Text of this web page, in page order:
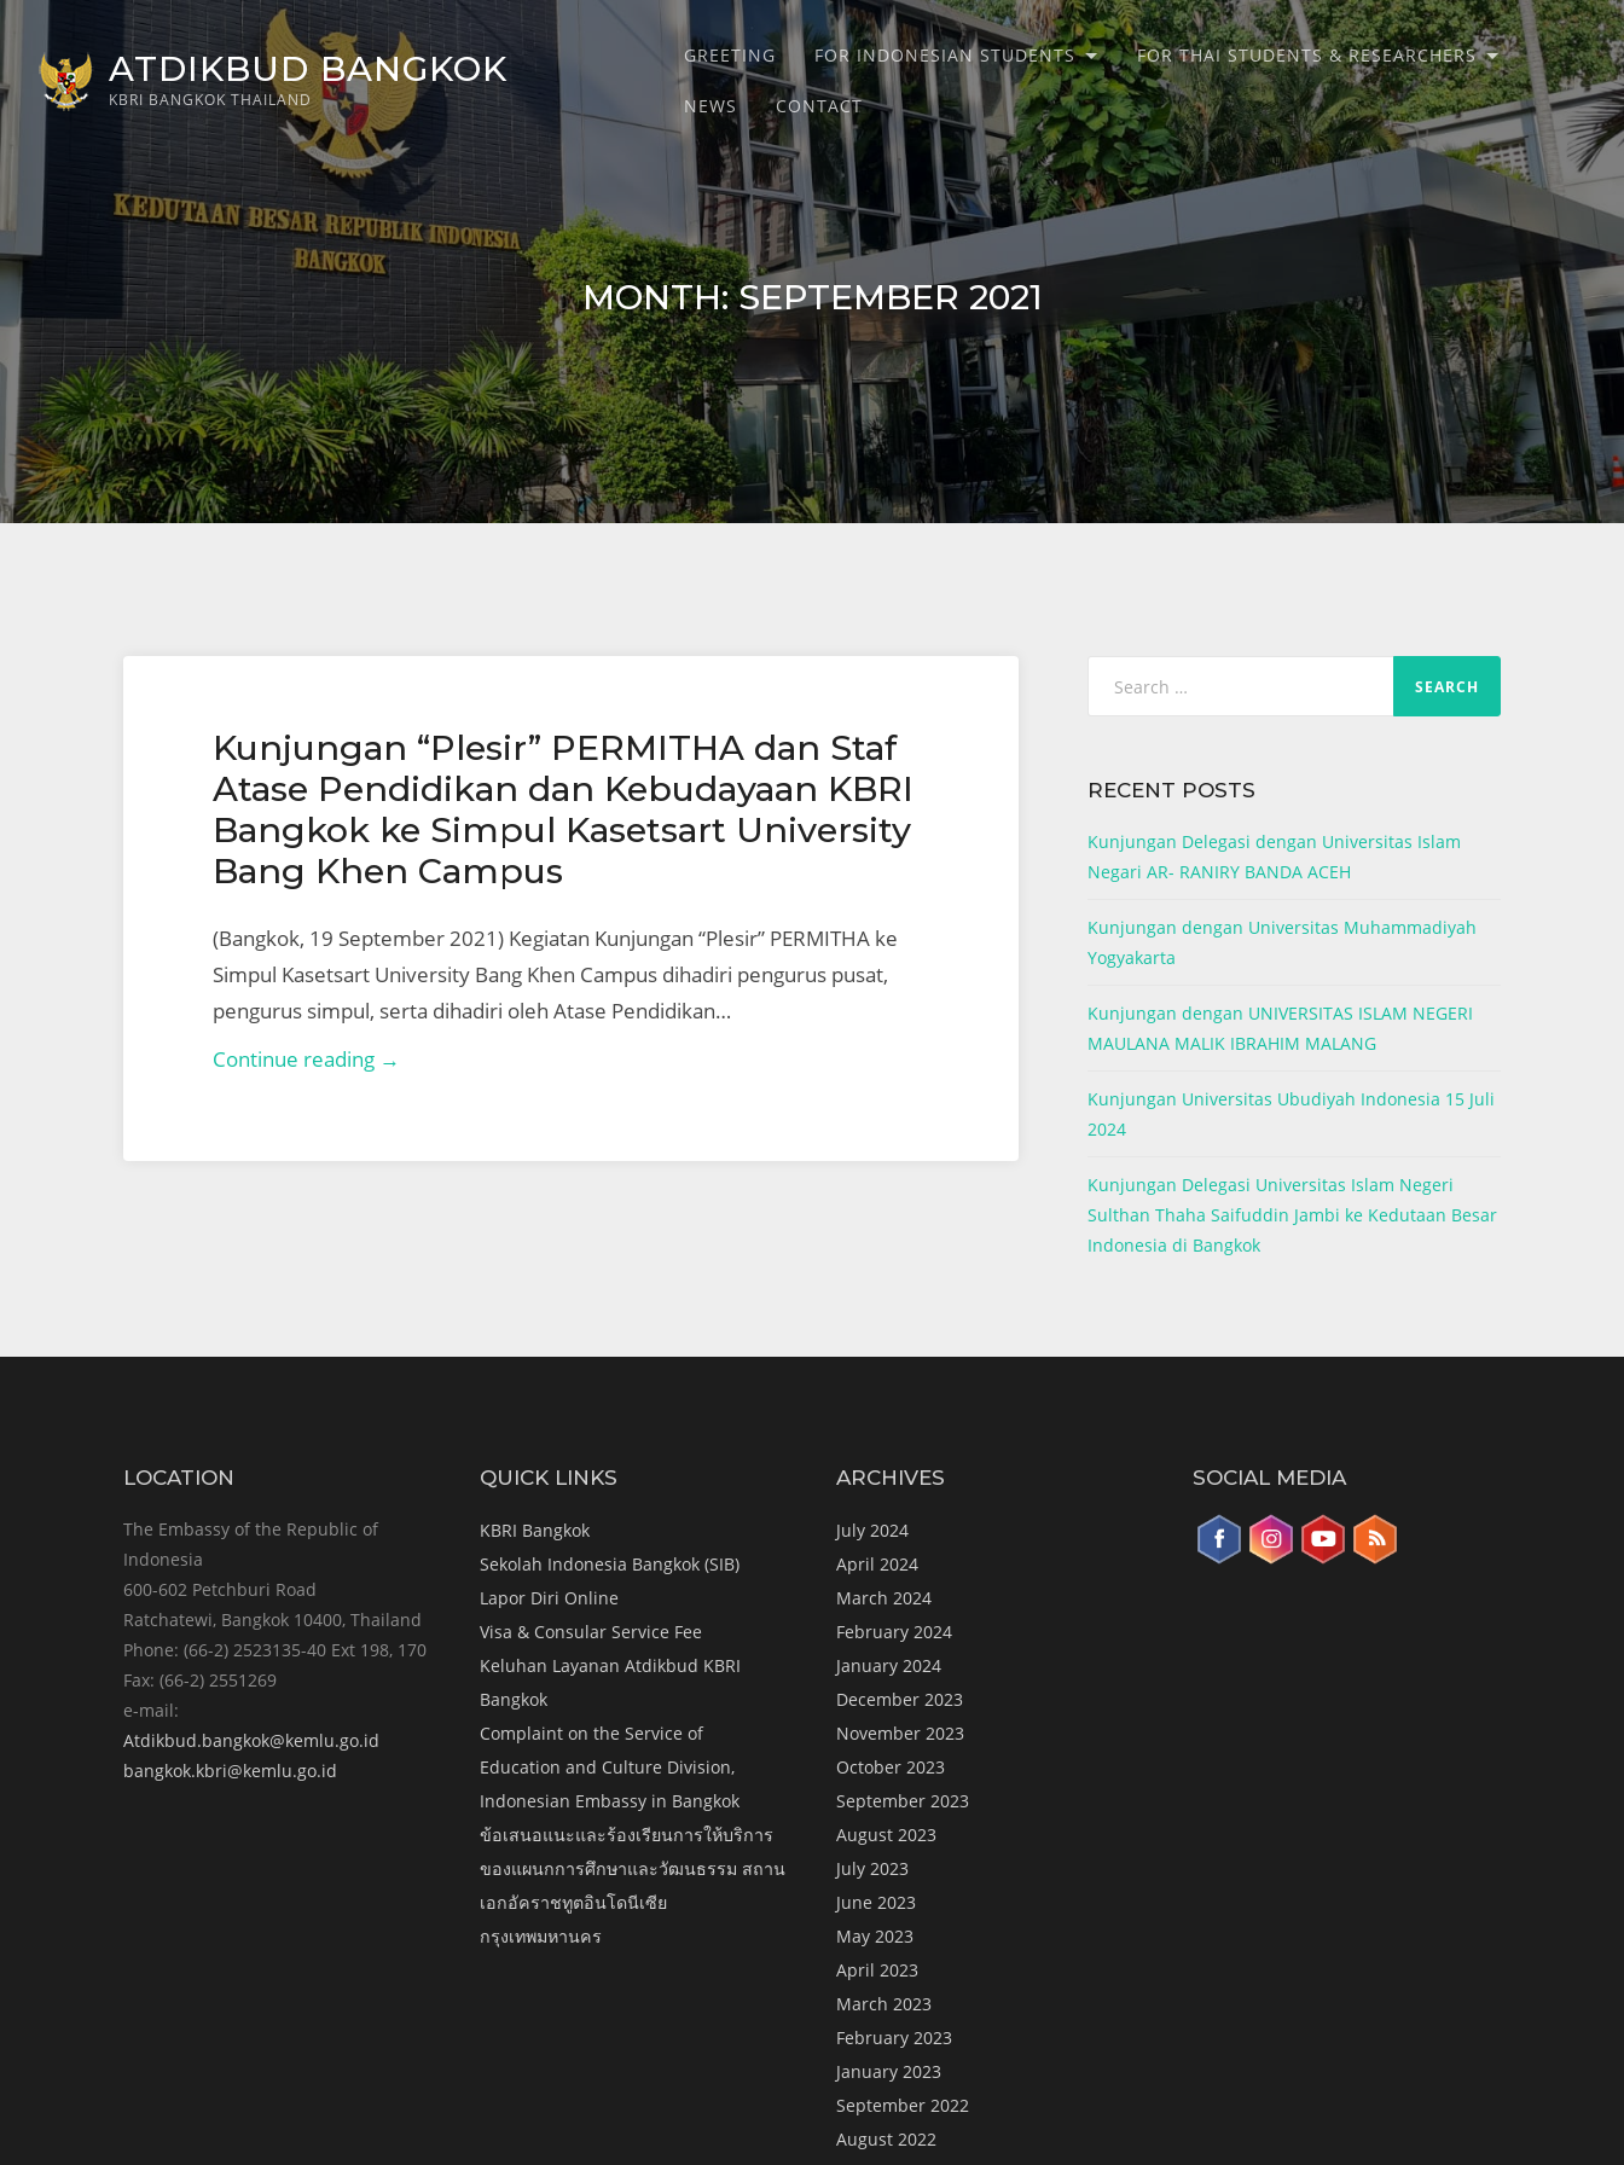
Skip
content
ATDIKBUD BANGKOK
KBRI BANGKOK THAILAND
GREETING FOR INDONESIAN STUDENTS FOR THAI STUDENTS & RESEARCHERS
NEWS CONTACT
MONTH:SEPTEMBER 2021
Kunjungan “Plesir” PERMITHA dan Staf
Atase Pendidikan dan Kebudayaan KBRI
Bangkok ke Simpul Kasetsart University
Bang Khen Campus
(Bangkok, 19 September 2021) Kegiatan Kunjungan “Plesir” PERMITHA ke
Simpul Kasetsart University Bang Khen Campus dihadiri pengurus pusat,
pengurus simpul, serta dihadiri oleh Atase Pendidikan…
Continue reading →
dan
Kasetsart
University
Khen
RECENT POSTS
Kunjungan Delegasi dengan Universitas Islam
Negari AR- RANIRY BANDA ACEH
Kunjungan dengan Universitas Muhammadiyah
Yogyakarta
Kunjungan dengan UNIVERSITAS ISLAM NEGERI
MAULANA MALIK IBRAHIM MALANG
Kunjungan Universitas Ubudiyah Indonesia 15 Juli
2024
Kunjungan Delegasi Universitas Islam Negeri
Sulthan Thaha Saifuddin Jambi ke Kedutaan Besar
Indonesia di Bangkok
LOCATION
The Embassy of the Republic of
Indonesia
600-602 Petchburi Road
Ratchatewi, Bangkok 10400, Thailand
Phone: (66-2) 2523135-40 Ext 198, 170
Fax: (66-2) 2551269
e-mail:
Atdikbud.bangkok@kemlu.go.id
bangkok.kbri@kemlu.go.id
QUICK LINKS
KBRI Bangkok
Sekolah Indonesia Bangkok (SIB)
Lapor Diri Online
Visa & Consular Service Fee
Keluhan Layanan Atdikbud KBRI
Bangkok
Complaint on the Service of
Education and Culture Division,
Indonesian Embassy in Bangkok
ข้อเสนอแนะและร้องเรียนการให้บริการ
ของแผนกการศึกษาและวัฒนธรรม สถาน
เอกอัคราชทูตอินโดนีเซีย
กรุงเทพมหานคร
ARCHIVES
July 2024
April 2024
March 2024
February 2024
January 2024
December 2023
November 2023
October 2023
September 2023
August 2023
July 2023
June 2023
May 2023
April 2023
March 2023
February 2023
January 2023
September 2022
August 2022
SOCIAL MEDIA